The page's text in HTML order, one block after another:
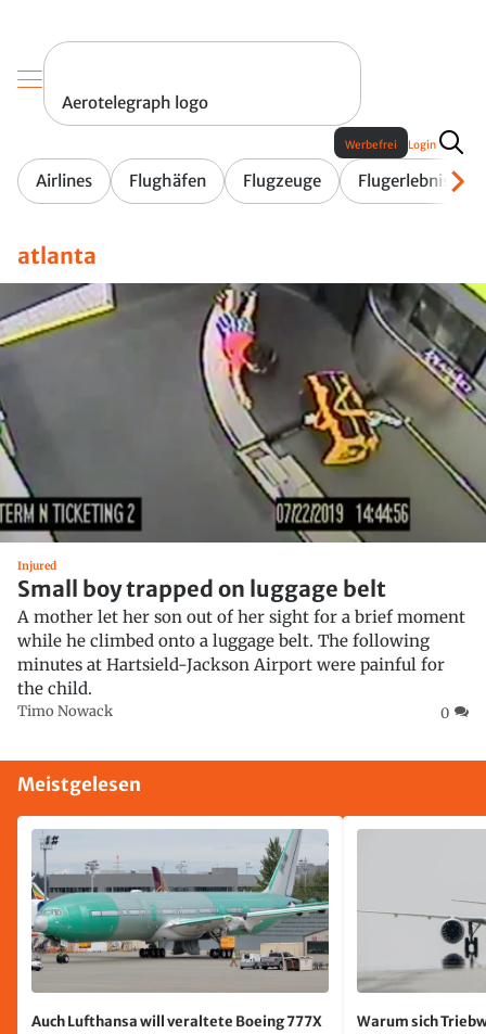
Aerotelegraph logo
Airlines Flughäfen Flugzeuge Flugerlebnis
Werbefrei Login
atlanta
Injured
Small boy trapped on luggage belt
A mother let her son out of her sight for a brief moment
while he climbed onto a luggage belt. The following
minutes at Hartsield-Jackson Airport were painful for
the child.
Timo Nowack 0
Meistgelesen
Auch Lufthansa will veraltete Boeing 777X
Warum sich